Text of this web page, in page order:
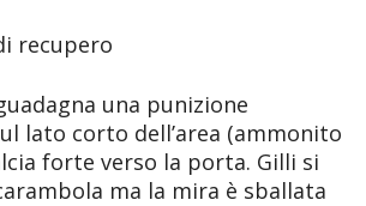
recupero
una punizione
lato corto dell’area (ammonito
forte verso la porta. Gilli si
ma la mira è sballata